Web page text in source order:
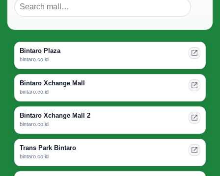
Bintaro Plaza
bintaro.co.id
Bintaro Xchange Mall
bintaro.co.id
Bintaro Xchange Mall 2
bintaro.co.id
Trans Park Bintaro
bintaro.co.id